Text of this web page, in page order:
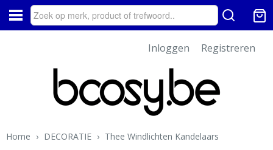
Inloggen Registreren
Home › DECORATIE › Thee Windlichten Kandelaars